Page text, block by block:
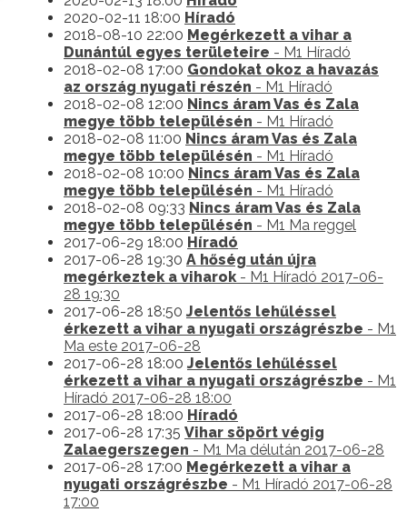
2020-02-11 18:00 Híradó
2018-08-10 22:00 Megérkezett a vihar a
Dunántúl egyes területeire - M1 Híradó
2018-02-08 17:00 Gondokat okoz a havazás
az ország nyugati részén - M1 Híradó
2018-02-08 12:00 Nincs áram Vas és Zala
megye több településén - M1 Híradó
2018-02-08 11:00 Nincs áram Vas és Zala
megye több településén - M1 Híradó
2018-02-08 10:00 Nincs áram Vas és Zala
megye több településén - M1 Híradó
2018-02-08 09:33 Nincs áram Vas és Zala
megye több településén - M1 Ma reggel
2017-06-29 18:00 Híradó
2017-06-28 19:30 A hőség után újra
megérkeztek a viharok- M1 Híradó 2017-06-
28 19:30
2017-06-28 18:50 Jelentős lehűléssel
érkezett a vihar a nyugati országrészbe - M1
Ma este 2017-06-28
2017-06-28 18:00 Jelentős lehűléssel
érkezett a vihar a nyugati országrészbe - M1
Híradó 2017-06-28 18:00
2017-06-28 18:00 Híradó
2017-06-28 17:35 Vihar söpört végig
Zalaegerszegen - M1 Ma délután 2017-06-28
2017-06-28 17:00 Megérkezett a vihar a
nyugati országrészbe - M1 Híradó 2017-06-28
17:00